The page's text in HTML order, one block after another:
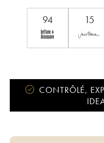
94 15
CONTRÔLÉ,